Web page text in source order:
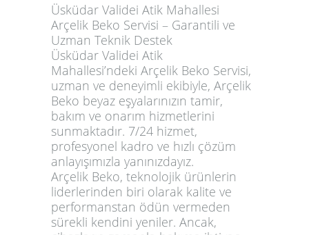
Üsküdar Validei Atik Mahallesi
Arçelik Beko Servisi – Garantili ve
Uzman Teknik Destek
Üsküdar Validei Atik
Mahallesi’ndeki Arçelik Beko Servisi,
uzman ve deneyimli ekibiyle, Arçelik
Beko beyaz eşyalarınızın tamir,
bakım ve onarım hizmetlerini
sunmaktadır. 7/24 hizmet,
profesyonel kadro ve hızlı çözüm
anlayışımızla yanınızdayız.
Arçelik Beko, teknolojik ürünlerin
liderlerinden biri olarak kalite ve
performanstan ödün vermeden
sürekli kendini yeniler. Ancak,